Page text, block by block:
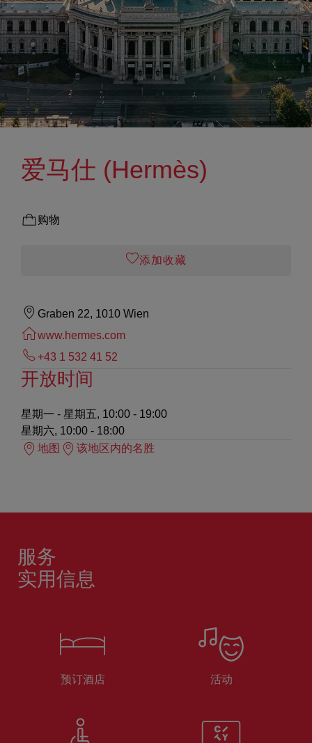
爱马仕 (Hermès)
购物
添加收藏
Graben 22, 1010 Wien
www.hermes.com
+43 1 532 41 52
开放时间
星期一 - 星期五, 10:00 - 19:00
星期六, 10:00 - 18:00
地图
该地区内的名胜
服务
实用信息
预订酒店 活动